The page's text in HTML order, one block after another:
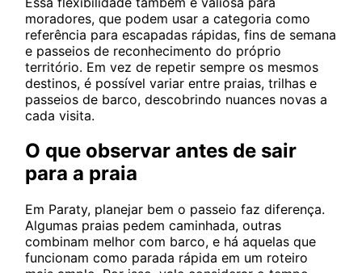
moradores, que podem usar a categoria como
referência para escapadas rápidas, fins de semana
e passeios de reconhecimento do próprio
território. Em vez de repetir sempre os mesmos
destinos, é possível variar entre praias, trilhas e
passeios de barco, descobrindo nuances novas a
cada visita.
O que observar antes de sair
para a praia
Em Paraty, planejar bem o passeio faz diferença.
Algumas praias pedem caminhada, outras
combinam melhor com barco, e há aquelas que
funcionam como parada rápida em um roteiro